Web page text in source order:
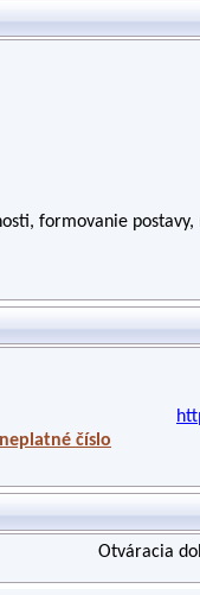
formovanie
číslo
Otváracia